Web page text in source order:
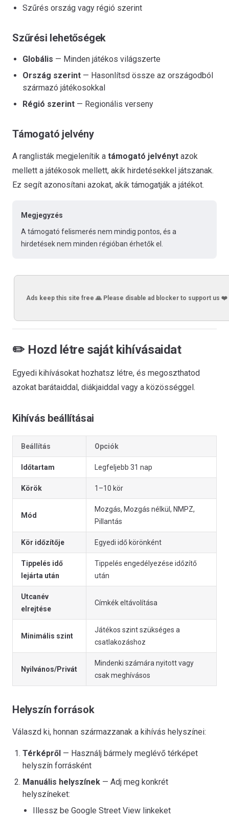
Szűrés ország vagy régió szerint
Szűrési lehetőségek
Globális — Minden játékos világszerte
Ország szerint — Hasonlítsd össze az országodból
származó játékosokkal
Régió szerint — Regionális verseny
Támogató jelvény
A ranglisták megjelenítik a támogató jelvényt azok
mellett a játékosok mellett, akik hirdetésekkel játszanak.
Ez segít azonosítani azokat, akik támogatják a játékot.
Megjegyzés
A támogató felismerés nem mindig pontos, és a
hirdetések nem minden régióban érhetők el.
Ads keep this site free 🙏 Please disable ad blocker to support us ❤️
✏️ Hozd létre saját kihívásaidat
Egyedi kihívásokat hozhatsz létre, és megoszthatod
azokat barátaiddal, diákjaiddal vagy a közösséggel.
Kihívás beállításai
Beállítás Opciók
Időtartam Legfeljebb 31 nap
Körök 1–10 kör
Mód
Mozgás, Mozgás nélkül, NMPZ,
Pillantás
Kör időzítője Egyedi idő körönként
Tippelés idő
lejárta után
Tippelés engedélyezése időzítő
után
Utcanév
elrejtése
Címkék eltávolítása
Minimális szint
Játékos szint szükséges a
csatlakozáshoz
Nyilvános/Privát
Mindenki számára nyitott vagy
csak meghívásos
Helyszín források
Válaszd ki, honnan származzanak a kihívás helyszínei:
Térképről — Használj bármely meglévő térképet
helyszín forrásként
Manuális helyszínek — Adj meg konkrét
helyszíneket:
Illessz be Google Street View linkeket